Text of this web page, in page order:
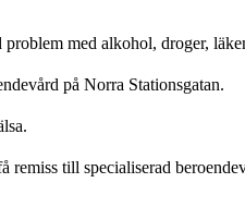
med alkohol, droger,
på Norra Stationsgatan.
till specialiserad